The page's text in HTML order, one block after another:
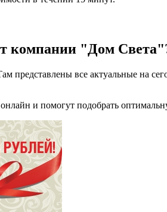
компании "Дом
представлены все актуальные на
и помогут подобрать